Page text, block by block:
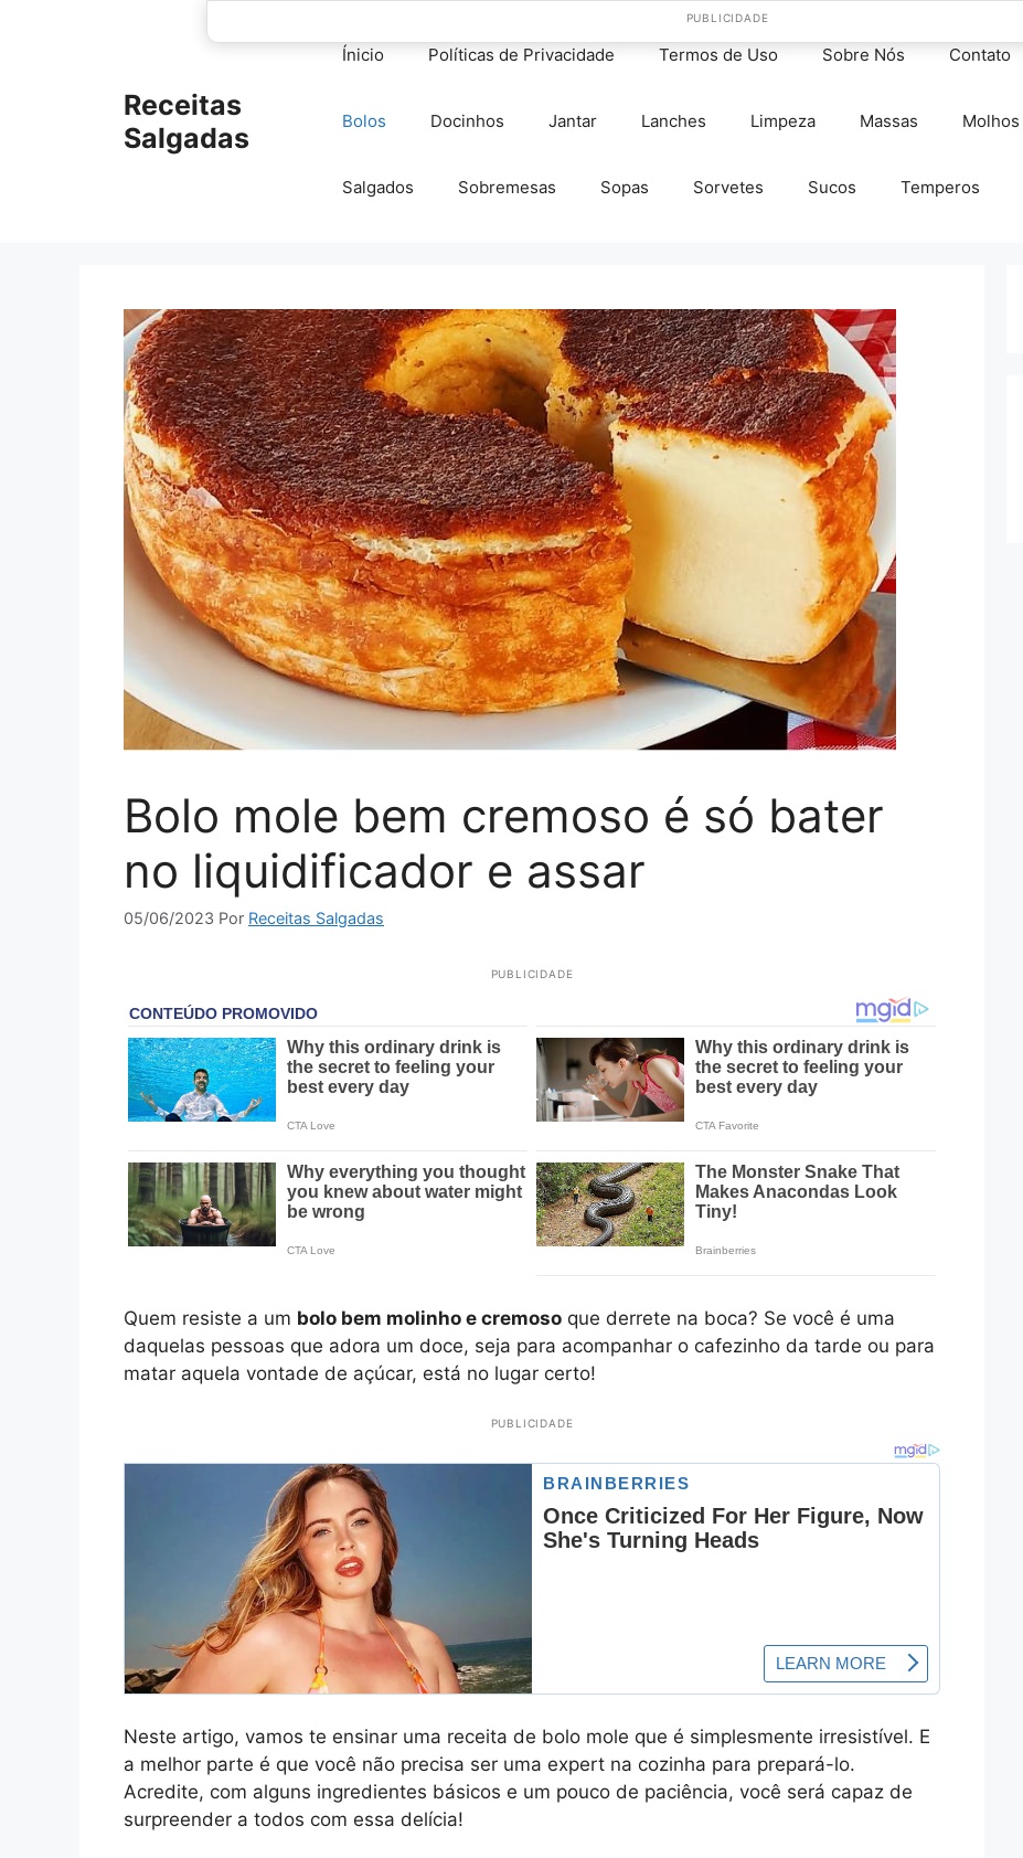
Receitas
Salgadas
Ínicio Políticas de Privacidade Termos de Uso Sobre Nós Contato
Bolos Docinhos Jantar Lanches Limpeza Massas Molhos
Salgados Sobremesas Sopas Sorvetes Sucos Temperos
Bolo mole bem cremoso é só bater
no liquidificador e assar
05/06/2023 Por Receitas Salgadas
PUBLICIDADE
Quem resiste a um bolo bem molinho e cremoso que derrete na boca? Se você é uma
daquelas pessoas que adora um doce, seja para acompanhar o cafezinho da tarde ou para
matar aquela vontade de açúcar, está no lugar certo!
PUBLICIDADE
Neste artigo, vamos te ensinar uma receita de bolo mole que é simplesmente irresistível. E
a melhor parte é que você não precisa ser uma expert na cozinha para prepará-lo.
Acredite, com alguns ingredientes básicos e um pouco de paciência, você será capaz de
surpreender a todos com essa delícia!
PUBLICIDADE